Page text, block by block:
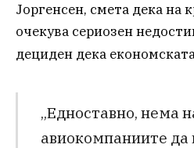
Јоргенсен, смета дека на
очекува сериозен
дециден дека
„Едноставно, нема
авиокомпаниите да